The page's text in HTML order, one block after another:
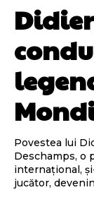
Povestea lui
Deschamps, o
internațional,
jucător,